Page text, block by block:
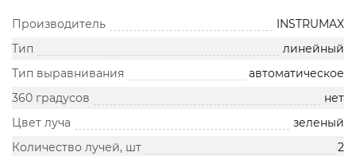
Производитель
INSTRUMAX
Тип
линейный
Тип выравнивания
автоматическое
360 градусов
нет
Цвет луча
зеленый
Количество лучей, шт
2